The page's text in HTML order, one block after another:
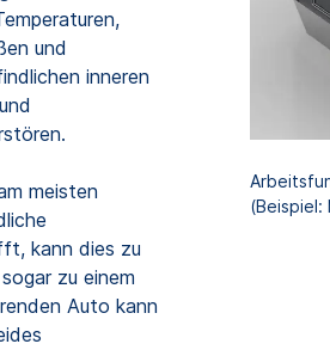
und
inneren
meisten
kann dies zu
zu einem
Auto kann
(Beispiel: